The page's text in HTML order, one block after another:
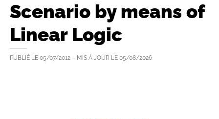
Scenario by means of
Linear Logic
PUBLIÉ LE 05/07/2012 – MIS À JOUR LE 05/08/2026